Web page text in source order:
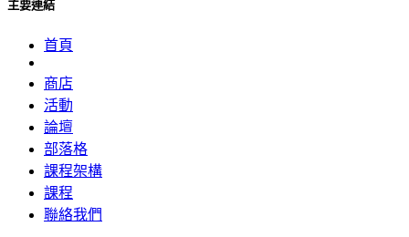
主要連結
首頁
商店
活動
論壇
部落格
課程架構
課程
聯絡我們